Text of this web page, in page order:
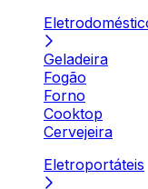
Geladeira
Fogão
Forno
Cooktop
Cervejeira
Eletroportáteis